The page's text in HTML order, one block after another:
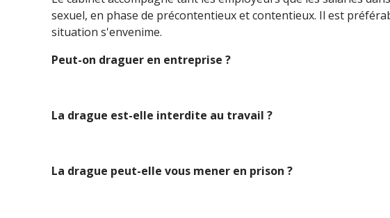
sexuel, en phase de précontentieux et contentieux. Il est
situation s'envenime.
Peut-on draguer en entreprise ?
La drague est-elle interdite au travail ?
La drague peut-elle vous mener en prison ?